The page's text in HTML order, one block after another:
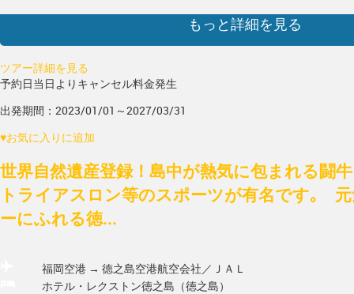
もっと詳細を見る
ツアー詳細を見る
予約日当日よりキャンセル料金発生
出発期間：2023/01/01～2027/03/31
♥お気に入りに追加
世界自然遺産登録！島中が熱気に包まれる闘
トライアスロン等のスポーツが有名です｡
ーにふれる徳...
福岡空港 → 徳之島空港航空会社／ＪＡＬ
ホテル・レクストン徳之島（徳之島）